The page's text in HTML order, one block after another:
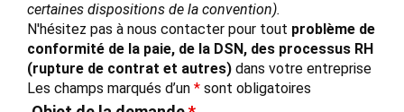
certaines dispositions de la convention).
N'hésitez pas à nous contacter pour tout problème de
conformité de la paie, de la DSN, des processus RH
(rupture de contrat et autres) dans votre entreprise
Les champs marqués d’un * sont obligatoires